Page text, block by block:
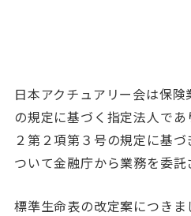
日本アクチュアリー会は保
の規定に基づく指定法人で
２第２項第３号の規定に基
ついて金融庁から業務を委託
標準生命表の改定案につき